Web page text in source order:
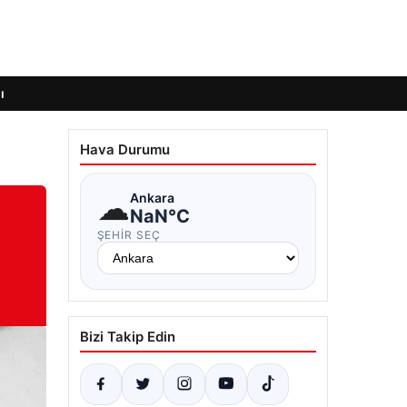
Hava Durumu
☁Ankara
NaN°C
ŞEHIR SEÇ
Bizi Takip Edin